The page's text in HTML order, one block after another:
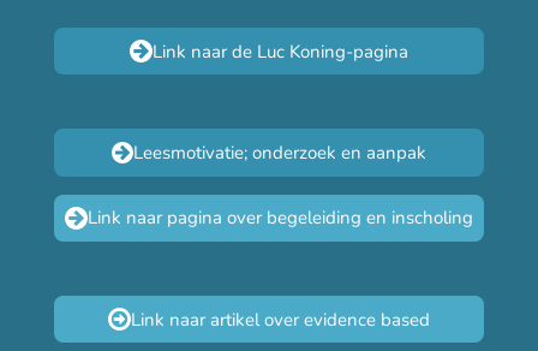
Link naar de Luc Koning-pagina
Leesmotivatie; onderzoek en aanpak
Link naar pagina over begeleiding en inscholing
Link naar artikel over evidence based